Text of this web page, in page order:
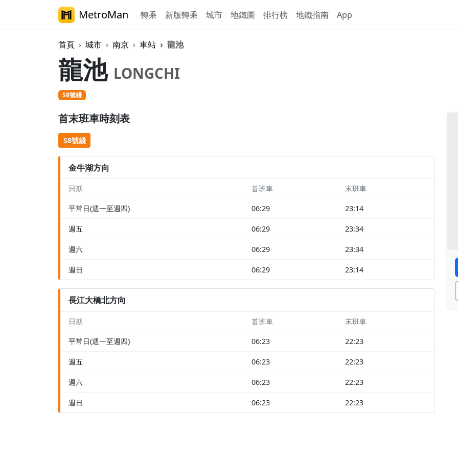
MetroMan 轉乘 新版轉乘 城市 地鐵圖 排行榜 地鐵指南 App
首頁 城市 南京 車站 龍池
龍池 LONGCHI
S8號綫
首末班車時刻表
S8號綫
金牛湖方向
日期 首班車 末班車
平常日(週一至週四) 06:29 23:14
週五 06:29 23:34
週六 06:29 23:34
週日 06:29 23:14
長江大橋北方向
日期 首班車 末班車
平常日(週一至週四) 06:23 22:23
週五 06:23 22:23
週六 06:23 22:23
週日 06:23 22:23